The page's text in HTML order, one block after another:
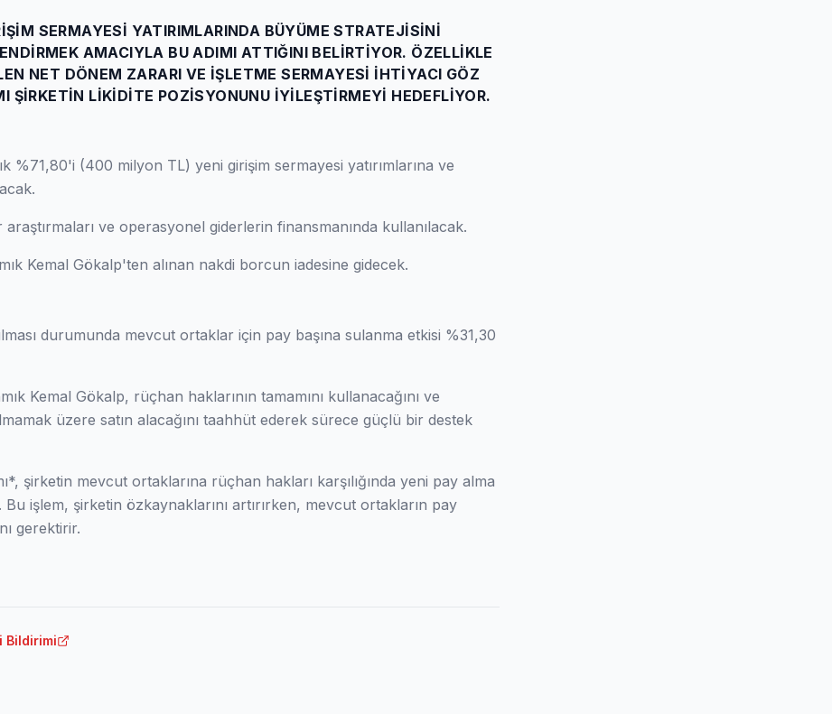
SERMAYESI YATIRIMLARINDA BÜYÜME STRATEJISINI
AMACIYLA BU ADIMI ATTIĞINI BELIRTIYOR. ÖZELLIKLE
NET DÖNEM ZARARI VE IŞLETME SERMAYESI IHTIYACI GÖZ
ŞIRKETIN LIKIDITE POZISYONUNU IYILEŞTIRMEYI HEDEFLIYOR.
%71,80'i (400 milyon TL) yeni girişim sermayesi yatırımlarına ve
araştırmaları ve operasyonel giderlerin finansmanında kullanılacak.
Kemal Gökalp'ten alınan nakdi borcun iadesine gidecek.
durumunda mevcut ortaklar için pay başına sulanma etkisi %31,30
Kemal Gökalp, rüçhan haklarının tamamını kullanacağını ve
üzere satın alacağını taahhüt ederek sürece güçlü bir destek
şirketin mevcut ortaklarına rüçhan hakları karşılığında yeni pay alma
Bu işlem, şirketin özkaynaklarını artırırken, mevcut ortakların pay
gerektirir.
Bildirimi